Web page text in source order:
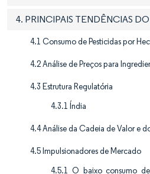
4. PRINCIPAIS TENDÊNCIAS
4.1 Consumo de Pesticidas por
4.2 Análise de Preços para
4.3 Estrutura Regulatória
4.3.1 Índia
4.4 Análise da Cadeia de Valor e
4.5 Impulsionadores de Mercado
4.5.1 O baixo consumo